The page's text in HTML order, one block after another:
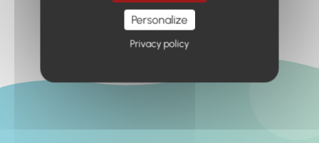
Personalize
Privacy policy